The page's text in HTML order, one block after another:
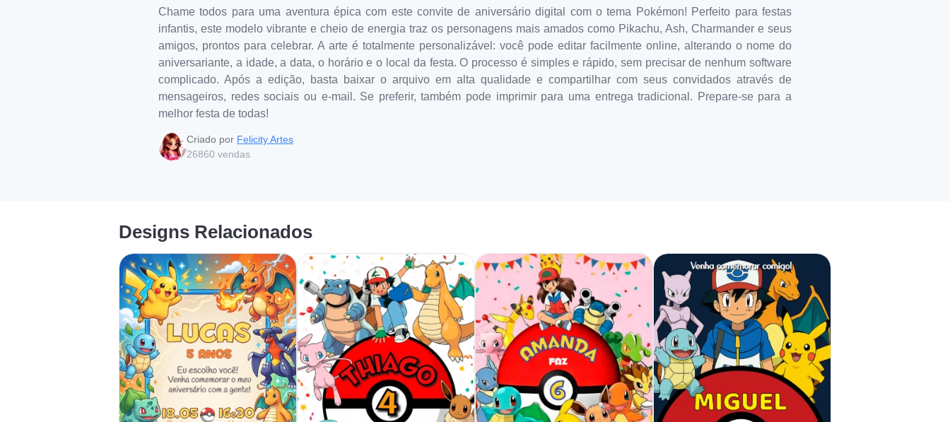
Chame todos para uma aventura épica com este convite de aniversário digital com o tema Pokémon! Perfeito para festas
infantis, este modelo vibrante e cheio de energia traz os personagens mais amados como Pikachu, Ash, Charmander e seus
amigos, prontos para celebrar. A arte é totalmente personalizável: você pode editar facilmente online, alterando o nome do
aniversariante, a idade, a data, o horário e o local da festa. O processo é simples e rápido, sem precisar de nenhum software
complicado. Após a edição, basta baixar o arquivo em alta qualidade e compartilhar com seus convidados através de
mensageiros, redes sociais ou e-mail. Se preferir, também pode imprimir para uma entrega tradicional. Prepare-se para a
melhor festa de todas!
Criado por Felicity Artes
26860 vendas
Designs Relacionados